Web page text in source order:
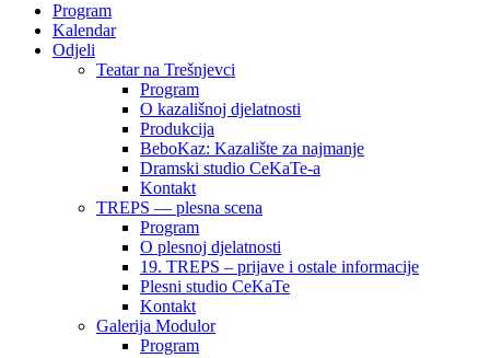
Program
Kalendar
Odjeli
Teatar na Trešnjevci
Program
O kazališnoj djelatnosti
Produkcija
BeboKaz: Kazalište za najmanje
Dramski studio CeKaTe-a
Kontakt
TREPS — plesna scena
Program
O plesnoj djelatnosti
19. TREPS – prijave i ostale informacije
Plesni studio CeKaTe
Kontakt
Galerija Modulor
Program